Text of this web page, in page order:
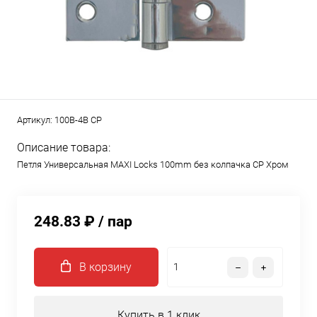
Артикул: 100B-4B CP
Описание товара:
Петля Универсальная MAXI Locks 100mm без колпачка CP Хром
248.83 ₽ / пар
В корзину